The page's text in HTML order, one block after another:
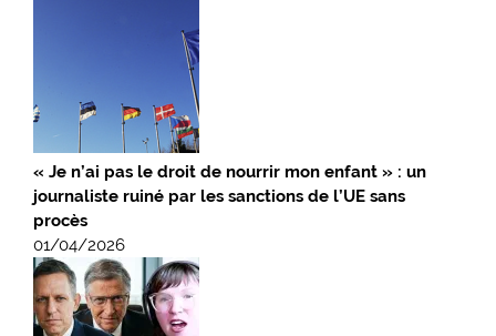
« Je n’ai pas le droit de nourrir mon enfant » : un
journaliste ruiné par les sanctions de l’UE sans
procès
01/04/2026